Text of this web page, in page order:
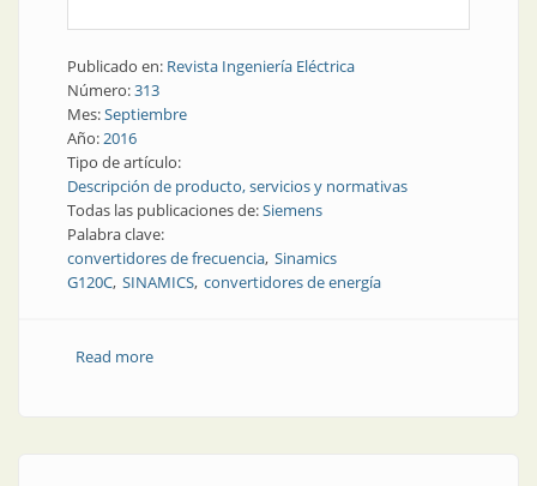
Publicado en: Revista Ingeniería Eléctrica
Número:313
Mes:Septiembre
Año:2016
Tipo de artículo:
Descripción de producto, servicios y normativas
Todas las publicaciones de:Siemens
Palabra clave:
convertidores de frecuencia Sinamics
G120C SINAMICS convertidores de energía
Read moreabout Producto | Siemens pone a dieta sus